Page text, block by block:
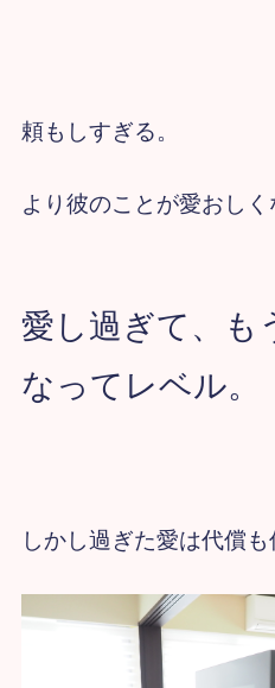
頼もしすぎる。
より彼のことが愛おしく
愛し過ぎて、も
なってレベル。
しかし過ぎた愛は代償も